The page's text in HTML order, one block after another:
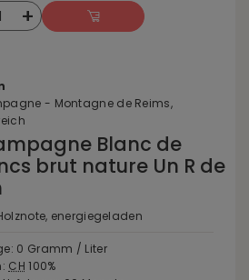
+
- Montagne de Reims,
Blanc de
brut nature Un R de
energiegeladen
0 Gramm / Liter
CH 100%